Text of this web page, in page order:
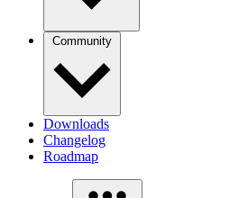
Community
Downloads
Changelog
Roadmap